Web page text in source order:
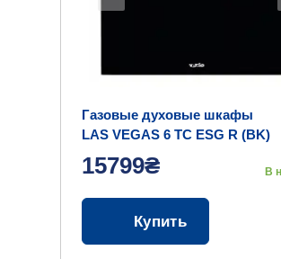
Газовые духовые шкафы
LAS VEGAS 6 TC ESG R (BK)
15799₴ В
Купить